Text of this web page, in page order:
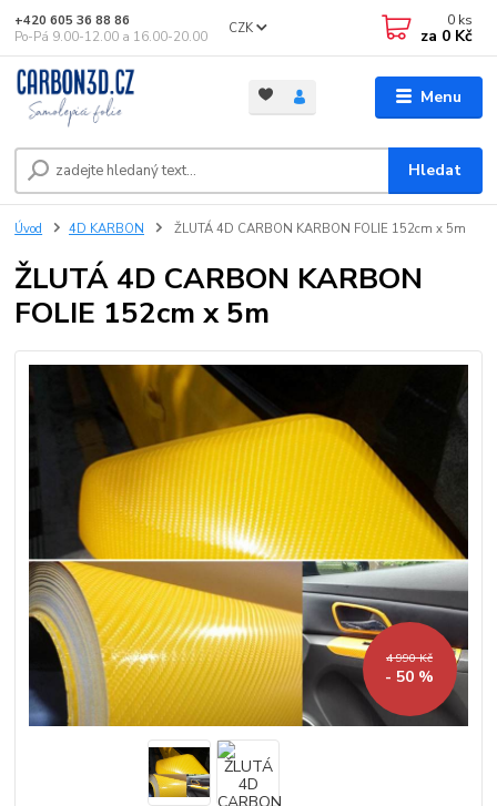
Menu
CZK
Hledat
+420 605 36 88 86
Po-Pá 9.00-12.00 a 16.00-20.00
0 ks
za 0 Kč
Úvod 4D KARBON ŽLUTÁ 4D CARBON KARBON FOLIE 152cm x 5m
ŽLUTÁ 4D CARBON KARBON
FOLIE 152cm x 5m
4 990 Kč
- 50 %